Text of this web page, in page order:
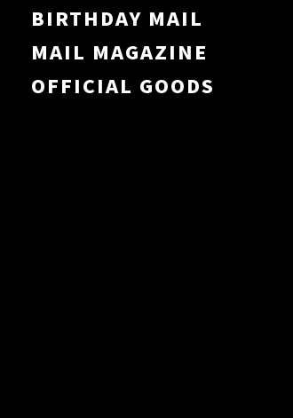
BIRTHDAY MAIL
MAIL MAGAZINE
OFFICIAL GOODS